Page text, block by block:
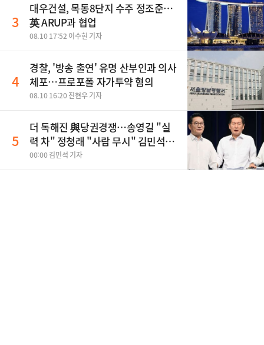
3
대우건설, 목동8단지 수주 정조준…
英 ARUP과 협업
08.10 17:52 이수현 기자
4
경찰, '방송 출연' 유명 산부인과 의사
체포…프로포폴 자가투약 혐의
08.10 16:20 진현우 기자
5
더 독해진 與당권경쟁…송영길 "실
력 차" 정청래 "사람 무시" 김민석
"취조하나"(종합)
00:00 김민석 기자